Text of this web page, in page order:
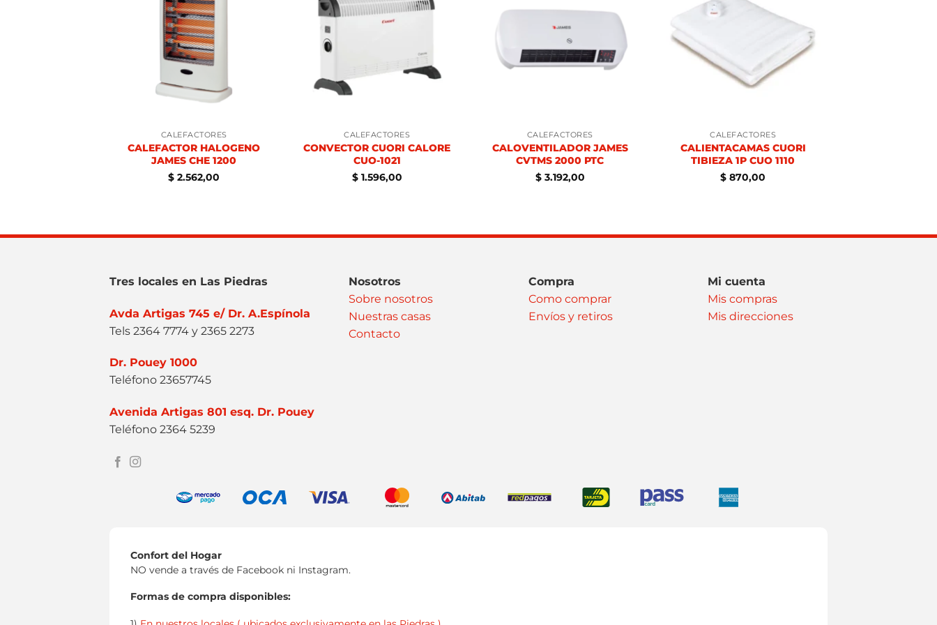
CALEFACTORES
CALEFACTOR HALOGENO
JAMES CHE 1200
$ 2.562,00
CALEFACTORES
CONVECTOR CUORI CALORE
CUO-1021
$1.596,00
CALEFACTORES
CALOVENTILADOR JAMES
CVTMS 2000 PTC
$3.192,00
CALEFACTORES
CALIENTACAMAS CUORI
TIBIEZA 1P CUO 1110
$ 870,00
Tres locales en Las Piedras
Avda Artigas 745 e/ Dr. A.Espínola
Tels 2364 7774 y 2365 2273
Dr. Pouey 1000
Teléfono 23657745
Avenida Artigas 801 esq. Dr. Pouey
Teléfono 2364 5239
Nosotros
Sobre nosotros
Nuestras casas
Contacto
Compra
Como comprar
Envíos y retiros
Mi cuenta
Mis compras
Mis direcciones
Confort del Hogar
NO vende a través de Facebook ni Instagram.
Formas de compra disponibles: